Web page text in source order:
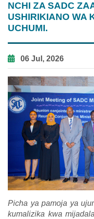
NCHI ZA SADC
USHIRIKIANO WA
UCHUMI.
06 Jul, 2026
Picha ya pamoja ya
kumalizika kwa